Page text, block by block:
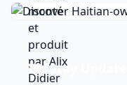
Stay Updated